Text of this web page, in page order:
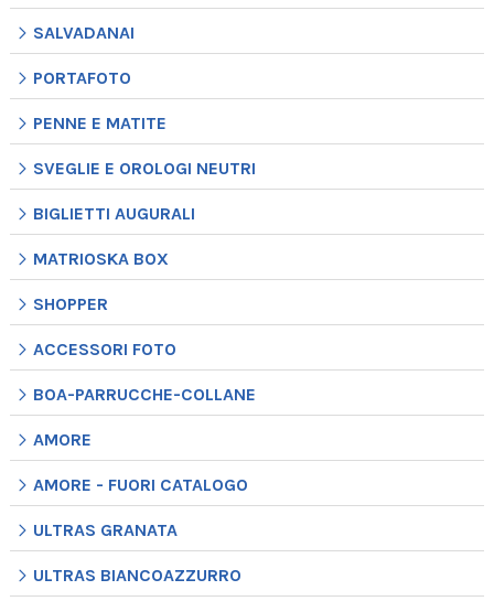
SALVADANAI
PORTAFOTO
PENNE E MATITE
SVEGLIE E OROLOGI NEUTRI
BIGLIETTI AUGURALI
MATRIOSKA BOX
SHOPPER
ACCESSORI FOTO
BOA-PARRUCCHE-COLLANE
AMORE
AMORE - FUORI CATALOGO
ULTRAS GRANATA
ULTRAS BIANCOAZZURRO